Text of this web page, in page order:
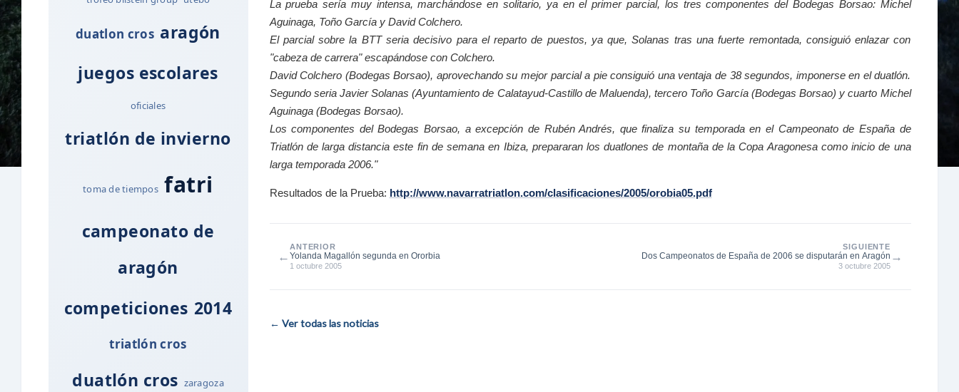
duatlon cros aragón
juegos escolares
oficiales
triatlón de invierno
toma de tiempos fatri
campeonato de
aragón
competiciones 2014
triatlón cros
duatlón cros zaragoza
La prueba sería muy intensa, marchándose en solitario, ya en el primer parcial, los tres componentes del Bodegas Borsao: Michel
Aguinaga, Toño García y David Colchero.
El parcial sobre la BTT seria decisivo para el reparto de puestos, ya que, Solanas tras una fuerte remontada, consiguió enlazar con
"cabeza de carrera" escapándose con Colchero.
David Colchero (Bodegas Borsao), aprovechando su mejor parcial a pie consiguió una ventaja de 38 segundos, imponerse en el duatlón.
Segundo seria Javier Solanas (Ayuntamiento de Calatayud-Castillo de Maluenda), tercero Toño García (Bodegas Borsao) y cuarto Michel
Aguinaga (Bodegas Borsao).
Los componentes del Bodegas Borsao, a excepción de Rubén Andrés, que finaliza su temporada en el Campeonato de España de
Triatlón de larga distancia este fin de semana en Ibiza, prepararan los duatlones de montaña de la Copa Aragonesa como inicio de una
larga temporada 2006."
Resultados de la Prueba: http://www.navarratriatlon.com/clasificaciones/2005/orobia05.pdf
←
ANTERIOR
Yolanda Magallón segunda en Ororbia
1 octubre 2005
SIGUIENTE
Dos Campeonatos de España de 2006 se disputarán en Aragón
3 octubre 2005
→
← Ver todas las noticias